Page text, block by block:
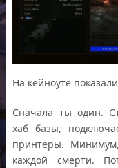
На кейноуте
Сначала ты один.
хаб базы,
принтеры.
каждой смерти.